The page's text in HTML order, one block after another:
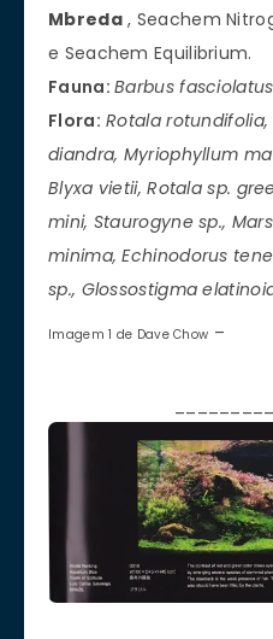
Mbreda, Seachem
e Seachem Equilibrium.
Fauna:Barbus fasciolatus
Flora: Rotala
diandra, Myriophyllum
Blyxa vietii, Rotala sp.
mini, Staurogyne sp.,
minima, Echinodorus
sp., Glossostigma
Imagem 1 de Dave Chow –